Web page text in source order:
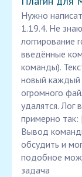
Нужно
1.19.4. Не
введённые
команды).
новый каждый
огромного
удалятся. Лог
примерно
Вывод
обсудить и
подобное
задача